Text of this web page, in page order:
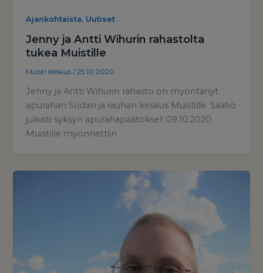
Ajankohtaista, Uutiset
Jenny ja Antti Wihurin rahastolta
tukea Muistille
Muisti Keskus/25.10.2020
Jenny ja Antti Wihurin rahasto on myöntänyt
apurahan Sodan ja rauhan keskus Muistille. Säätiö
julkisti syksyn apurahapäätökset 09.10.2020.
Muistille myönnettiin